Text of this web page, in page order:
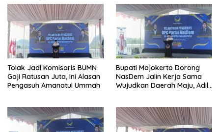
Tolak Jadi Komisaris BUMN
Gaji Ratusan Juta, Ini Alasan
Pengasuh Amanatul Ummah
Bupati Mojokerto Dorong
NasDem Jalin Kerja Sama
Wujudkan Daerah Maju, Adil,